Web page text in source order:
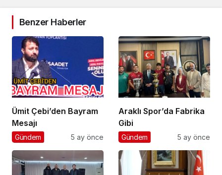
Benzer Haberler
Ümit Çebi’den Bayram
Mesajı
Gündem 5 ay önce
Araklı Spor’da Fabrika
Gibi
Gündem 5 ay önce